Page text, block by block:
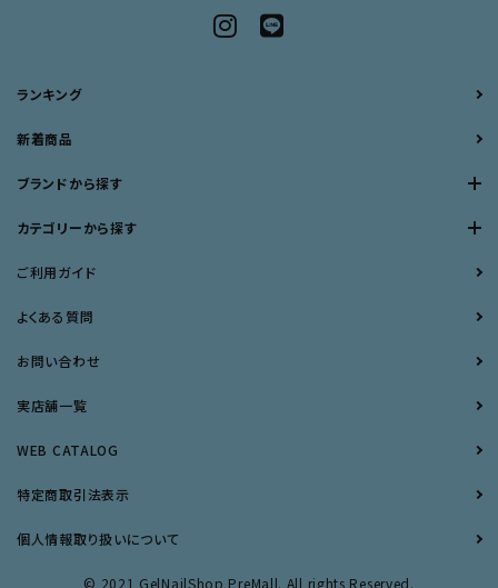
ランキング
新着商品
ブランドから探す
カテゴリーから探す
ご利用ガイド
よくある質問
お問い合わせ
実店舗一覧
WEB CATALOG
特定商取引法表示
個人情報取り扱いについて
© 2021 GelNailShop PreMall. All rights Reserved.